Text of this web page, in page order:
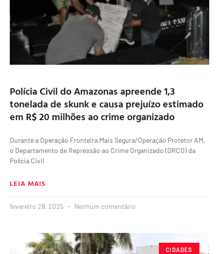
Polícia Civil do Amazonas apreende 1,3
tonelada de skunk e causa prejuízo estimado
em R$ 20 milhões ao crime organizado
Durante a Operação Fronteira Mais Segura/Operação Protetor AM,
o Departamento de Repressão ao Crime Organizado (DRCO) da
Polícia Civil
LEIA MAIS
fevereiro 28, 2025 Nenhum comentário
CIDADES